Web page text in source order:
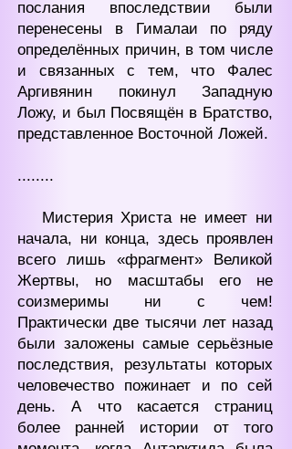
послания впоследствии были
перенесены в Гималаи по ряду
определённых причин, в том числе
и связанных с тем, что Фалес
Аргивянин покинул Западную
Ложу, и был Посвящён в Братство,
представленное Восточной Ложей.
........
Мистерия Христа не имеет ни
начала, ни конца, здесь проявлен
всего лишь «фрагмент» Великой
Жертвы, но масштабы его не
соизмеримы ни с чем!
Практически две тысячи лет назад
были заложены самые серьёзные
последствия, результаты которых
человечество пожинает и по сей
день. А что касается страниц
более ранней истории от того